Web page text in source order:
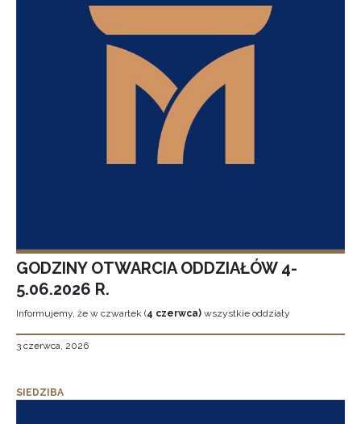
GODZINY OTWARCIA ODDZIAŁÓW 4-
5.06.2026 R.
Informujemy, że w czwartek (4 czerwca) wszystkie oddziały
3 czerwca, 2026
SIEDZIBA